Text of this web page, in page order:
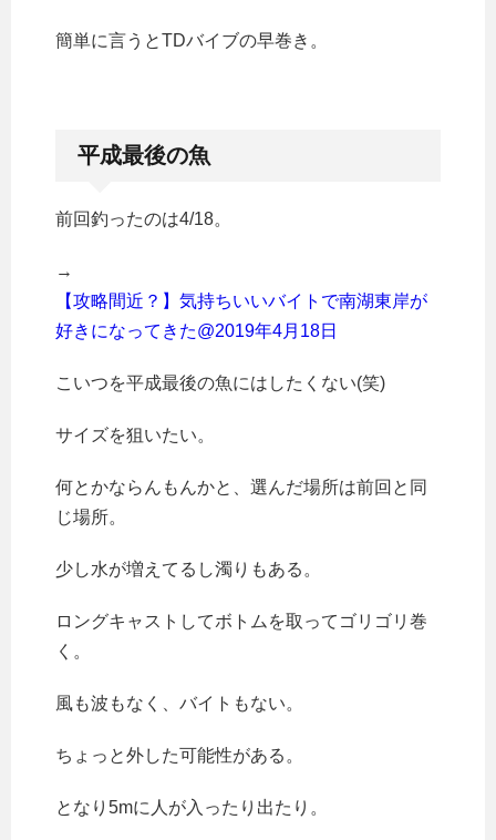
簡単に言うとTDバイブの早巻き。
平成最後の魚
前回釣ったのは4/18。
→
【攻略間近？】気持ちいいバイトで南湖東岸が
好きになってきた@2019年4月18日
こいつを平成最後の魚にはしたくない(笑)
サイズを狙いたい。
何とかならんもんかと、選んだ場所は前回と同
じ場所。
少し水が増えてるし濁りもある。
ロングキャストしてボトムを取ってゴリゴリ巻
く。
風も波もなく、バイトもない。
ちょっと外した可能性がある。
となり5mに人が入ったり出たり。